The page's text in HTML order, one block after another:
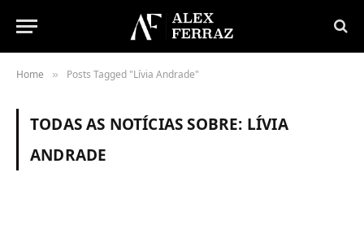
Home » Posts Tagged "Lívia Andrade"
TODAS AS NOTÍCIAS SOBRE: LÍVIA
ANDRADE